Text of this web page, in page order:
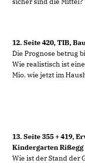
12. Seite 420, TIB,
Die Prognose betrug
Wie realistisch ist
Mio. wie jetzt im
13. Seite 355 + 419,
Kindergarten Rißegg
Wie ist der Stand der